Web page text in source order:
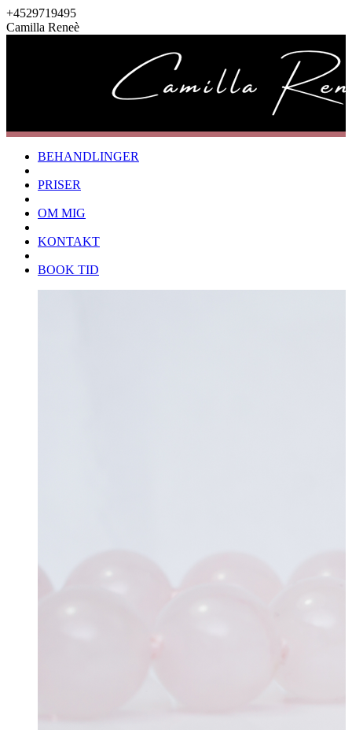
+4529719495
Camilla Reneè
BEHANDLINGER
PRISER
OM MIG
KONTAKT
BOOK TID